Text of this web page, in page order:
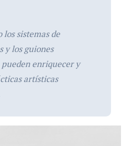
sistemas de
y los guiones
enriquecer y
artísticas